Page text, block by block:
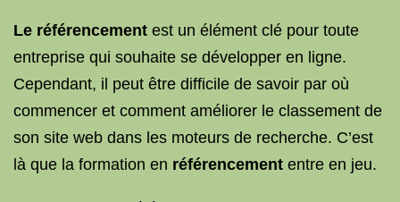
Le référencement est un élément clé pour toute
entreprise qui souhaite se développer en ligne.
Cependant, il peut être difficile de savoir par où
commencer et comment améliorer le classement de
son site web dans les moteurs de recherche. C’est
là que la formation en référencement entre en jeu.